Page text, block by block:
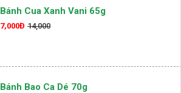
Bánh Cua Xanh Vani 65g
7,000Đ 14,000
Bánh Bao Ca Dé 70g